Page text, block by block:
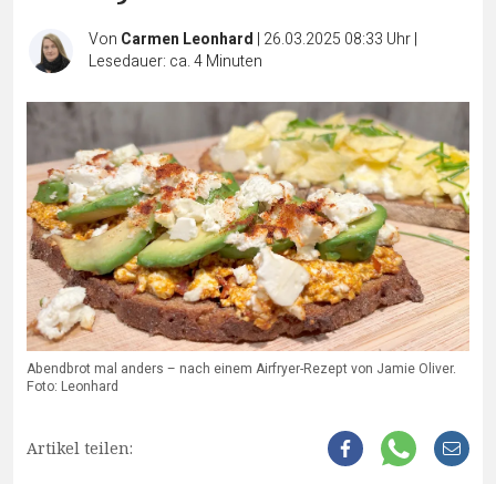
Von Carmen Leonhard | 26.03.2025 08:33 Uhr|
Lesedauer: ca. 4 Minuten
Abendbrot mal anders – nach einem Airfryer-Rezept von Jamie Oliver.
Foto: Leonhard
Artikel teilen: